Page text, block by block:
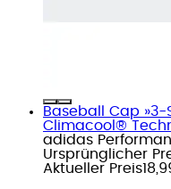
Baseball Cap »3-
Climacool®
adidas
Ursprünglicher
Aktueller Preis